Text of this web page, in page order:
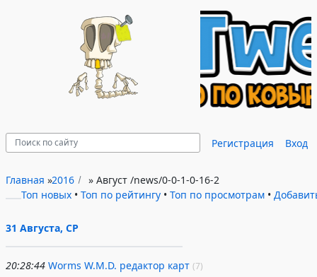
Регистрация Вход
Главная »2016 » Август
Топ новых • Топ по рейтингу • Топ по просмотрам •
/news/0-0-1-0-16-2
31 Августа, СР
20:28:44 Worms W.M.D. редактор карт (7)